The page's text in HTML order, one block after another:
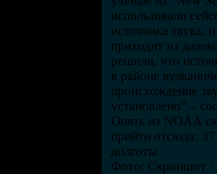
использовали
источника звука,
приходит из
решили, что
в районе
происхождение
установлено” –
Опять из NOAA
прийти отсюда: 37
долготы
Фото: Скриншот /